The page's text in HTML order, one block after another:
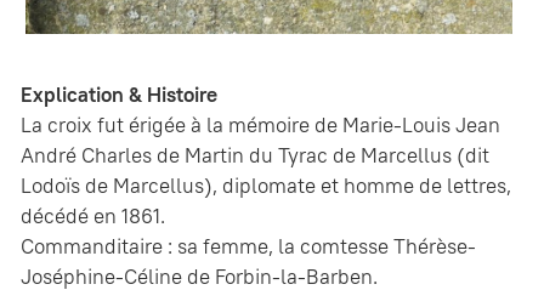
Explication & Histoire
La croix fut érigée à la mémoire de Marie-Louis Jean
André Charles de Martin du Tyrac de Marcellus (dit
Lodoïs de Marcellus), diplomate et homme de lettres,
décédé en 1861.
Commanditaire : sa femme, la comtesse Thérèse-
Joséphine-Céline de Forbin-la-Barben.